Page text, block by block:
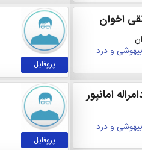
اخوان
بیهوشی و درد
پروفایل
امانپور
بیهوشی و درد
پروفایل